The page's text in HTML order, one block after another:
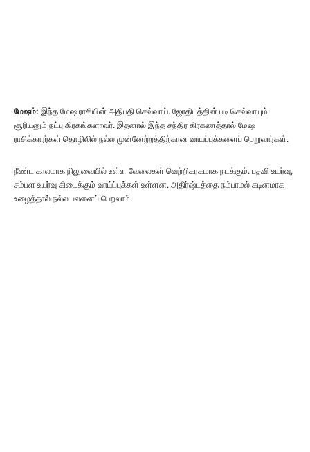
மேஷம்: இந்த மேஷ ராசியின் அதிபதி செவ்வாய். ஜோதிடத்தின் படி செவ்வாயும்
சூரியனும் நட்பு கிரகங்களாவர். இதனால் இந்த சந்திர கிரகணத்தால் மேஷ
ராசிக்காரர்கள் தொழிலில் நல்ல முன்னேற்றத்திற்கான வாயப்புக்களைப் பெறுவார்கள்.
நீண்ட காலமாக நிலுவையில் உள்ள வேலைகள் வெற்றிகரகமாக நடக்கும். பதவி உயர்வு,
சம்பள உயர்வு கிடைக்கும் வாய்ப்புக்கள் உள்ளன. அதிர்ஷ்டத்தை நம்பாமல் கடினமாக
உழைத்தால் நல்ல பலனைப் பெறலாம்.